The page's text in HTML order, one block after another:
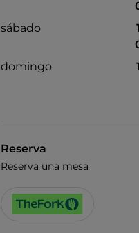
sábado
domingo
Reserva
Reserva una mesa